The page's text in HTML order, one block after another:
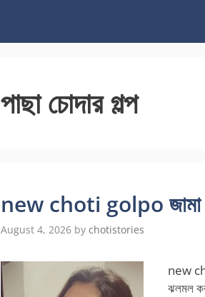
পাছা চোদার গল্প
new choti golpo জামা
August 4, 2026 by chotistories
new
ঝলমল